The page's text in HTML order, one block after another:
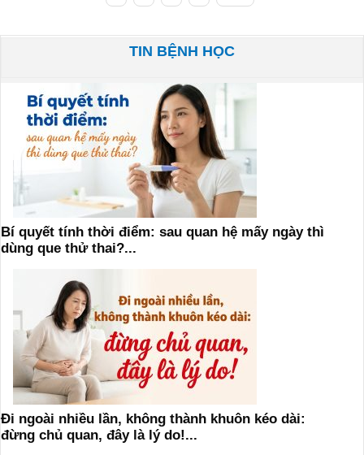
TIN BỆNH HỌC
Bí quyết tính thời điểm: sau quan hệ mấy ngày thì
dùng que thử thai?...
Đi ngoài nhiều lần, không thành khuôn kéo dài:
đừng chủ quan, đây là lý do!...